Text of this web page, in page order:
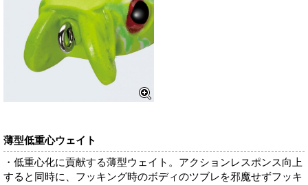
薄型低重心ウェイト
・低重心化に貢献する薄型ウェイト。アクションレスポンス向上
すると同時に、フッキング時のボディのツブレを邪魔せずフッキ